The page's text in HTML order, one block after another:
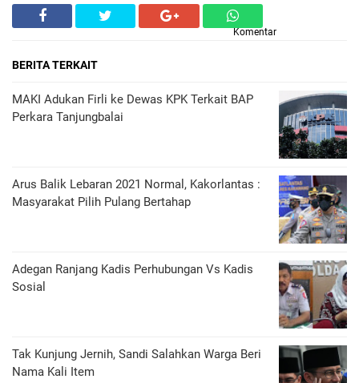
Komentar
BERITA TERKAIT
MAKI Adukan Firli ke Dewas KPK Terkait BAP
Perkara Tanjungbalai
Arus Balik Lebaran 2021 Normal, Kakorlantas :
Masyarakat Pilih Pulang Bertahap
Adegan Ranjang Kadis Perhubungan Vs Kadis
Sosial
Tak Kunjung Jernih, Sandi Salahkan Warga Beri
Nama Kali Item